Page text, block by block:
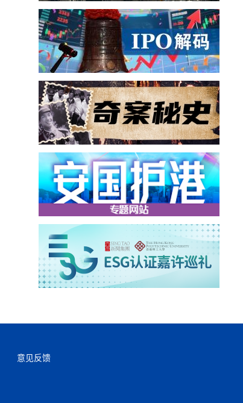
意见反馈